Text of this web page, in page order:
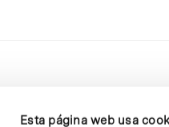
Esta página web usa